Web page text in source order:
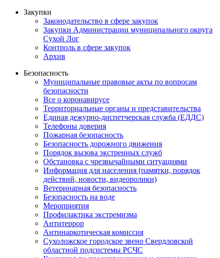
Закупки
Законодательство в сфере закупок
Закупки Администрации муниципального округа
Сухой Лог
Контроль в сфере закупок
Архив
Безопасность
Муниципальные правовые акты по вопросам
безопасности
Все о коронавирусе
Территориальные органы и представительства
Единая дежурно-диспетчерская служба (ЕДДС)
Телефоны доверия
Пожарная безопасность
Безопасность дорожного движения
Порядок вызова экстренных служб
Обстановка с чрезвычайными ситуациями
Информация для населения (памятки, порядок
действий, новости, видеоролики)
Ветеринарная безопасность
Безопасность на воде
Мероприятия
Профилактика экстремизма
Антитеррор
Антинаркотическая комиссия
Сухоложское городское звено Свердловской
областной подсистемы РСЧС